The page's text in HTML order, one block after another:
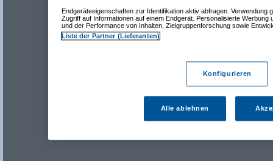
Endgeräteeigenschaften zur Identifikation aktiv abfragen. Verwendung
Zugriff auf Informationen auf einem Endgerät. Personalisierte Werbung
und der Performance von Inhalten, Zielgruppenforschung sowie
Liste der Partner (Lieferanten)
Konfigurieren
Alle ablehnen